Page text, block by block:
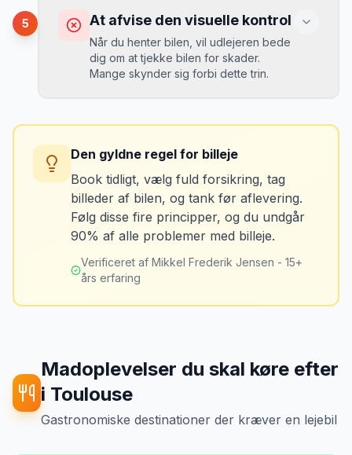
Du risikerer at køre forkert for at undgå
bomveje, eller at betale med kontanter
ved hver bom (langsommere og dyrere).
uge og sparer tid og besvær.
5 At afvise den visuelle kontrol
Når du henter bilen, vil udlejeren bede
dig om at tjekke bilen for skader.
Mange skynder sig forbi dette trin.
var der før du fik bilen.
Tag billeder af ALLE ridser, buler og
skader - selv de mindste. Tag også
billeder af kilometerstanden og
brændstofmåleren.
vinkler ved afhentning. Det har reddet
mig fra falske skadeskrav to gange.”
Den gyldne regel for billeje
Book tidligt, vælg fuld forsikring, tag
billeder af bilen, og tank før aflevering.
Følg disse fire principper, og du undgår
90% af alle problemer med billeje.
Verificeret af Mikkel Frederik Jensen - 15+
års erfaring
Madoplevelser du skal køre efter
i Toulouse
Gastronomiske destinationer der kræver en lejebil